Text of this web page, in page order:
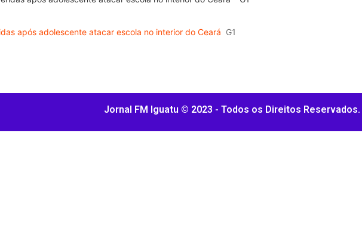
após adolescente atacar escola no interior do Ceará G1
Jornal FM Iguatu © 2023 - Todos os Direitos Reservados.